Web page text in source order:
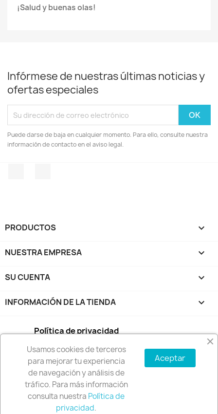
¡Salud y buenas olas!
Infórmese de nuestras últimas noticias y
ofertas especiales
Puede darse de baja en cualquier momento. Para ello, consulte nuestra
información de contacto en el aviso legal.
PRODUCTOS 
NUESTRA EMPRESA 
SU CUENTA 
INFORMACIÓN DE LA TIENDA keyboard_arrow_down
Política de privacidad
Condiciones de compra
Política de envío y devoluciones
© 2026 - Software Ecommerce desarrollado por
Usamos cookies de terceros
para mejorar tu experiencia
de navegación y análisis de
tráfico. Para más información
consulta nuestra Política de
privacidad.
Aceptar